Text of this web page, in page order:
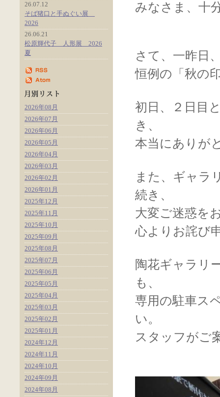
みなさま、十
さて、一昨日
恒例の「秋の
初日、２日目
き、
本当にありが
また、ギャラ
続き、
大変ご迷惑を
心よりお詫び
陶花ギャラリ
も、
専用の駐車ス
い。
スタッフがご
26.07.12
そば猪口と手ぬぐい展
2026
26.06.21
松原輝代子 人形展 2026
夏
2026年08月
2026年07月
2026年06月
2026年05月
2026年04月
2026年03月
2026年02月
2026年01月
2025年12月
2025年11月
2025年10月
2025年09月
2025年08月
2025年07月
2025年06月
2025年05月
2025年04月
2025年03月
2025年02月
2025年01月
2024年12月
2024年11月
2024年10月
2024年09月
2024年08月